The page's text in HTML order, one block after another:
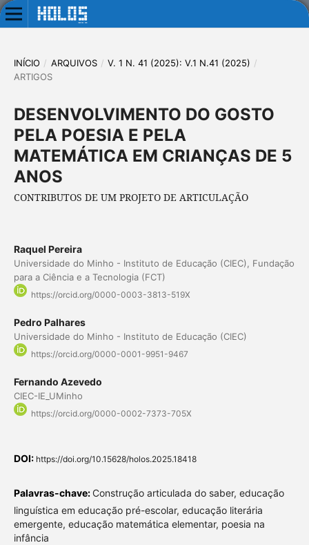
INÍCIO / ARQUIVOS / V. 1 N. 41 (2025): V.1 N.41 (2025) /
ARTIGOS
DESENVOLVIMENTO DO GOSTO
PELA POESIA E PELA
MATEMÁTICA EM CRIANÇAS DE 5
ANOS
CONTRIBUTOS DE UM PROJETO DE ARTICULAÇÃO
Raquel Pereira
Universidade do Minho - Instituto de Educação (CIEC), Fundação
para a Ciência e a Tecnologia (FCT)
https://orcid.org/0000-0003-3813-519X
Pedro Palhares
Universidade do Minho - Instituto de Educação (CIEC)
https://orcid.org/0000-0001-9951-9467
Fernando Azevedo
CIEC-IE_UMinho
https://orcid.org/0000-0002-7373-705X
DOI: https://doi.org/10.15628/holos.2025.18418
Palavras-chave: Construção articulada do saber, educação
linguística em educação pré-escolar, educação literária
emergente, educação matemática elementar, poesia na
infância